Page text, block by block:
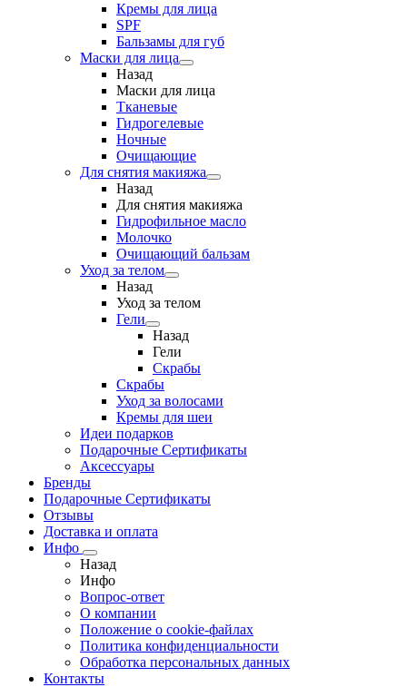
Кремы для лица
SPF
Бальзамы для губ
Маски для лица
Назад
Маски для лица
Тканевые
Гидрогелевые
Ночные
Очищающие
Для снятия макияжа
Назад
Для снятия макияжа
Гидрофильное масло
Молочко
Очищающий бальзам
Уход за телом
Назад
Уход за телом
Гели
Назад
Гели
Скрабы
Скрабы
Уход за волосами
Кремы для шеи
Идеи подарков
Подарочные Сертификаты
Аксессуары
Бренды
Подарочные Сертификаты
Отзывы
Доставка и оплата
Инфо
Назад
Инфо
Вопрос-ответ
О компании
Положение о cookie-файлах
Политика конфиденциальности
Обработка персональных данных
Контакты